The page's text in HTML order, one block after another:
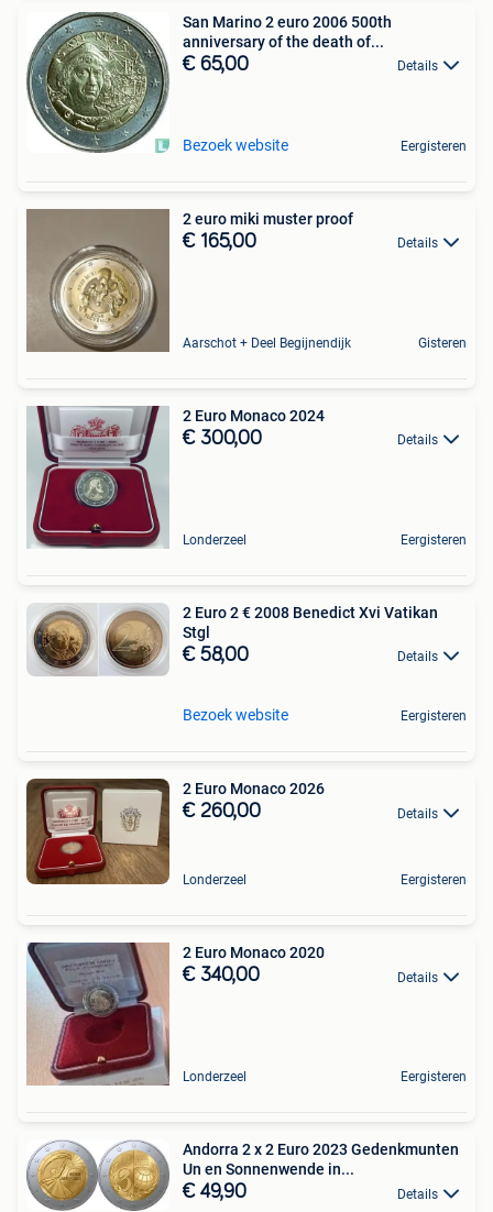
San Marino 2 euro 2006 500th
anniversary of the death of...
€ 65,00 Details
Bezoek website Eergisteren
2 euro miki muster proof
€ 165,00 Details
Aarschot + Deel Begijnendijk Gisteren
2 Euro Monaco 2024
€ 300,00 Details
Londerzeel Eergisteren
2 Euro 2 € 2008 Benedict Xvi Vatikan
Stgl
€ 58,00 Details
Bezoek website Eergisteren
2 Euro Monaco 2026
€ 260,00 Details
Londerzeel Eergisteren
2 Euro Monaco 2020
€ 340,00 Details
Londerzeel Eergisteren
Andorra 2 x 2 Euro 2023 Gedenkmunten
Un en Sonnenwende in...
€ 49,90 Details